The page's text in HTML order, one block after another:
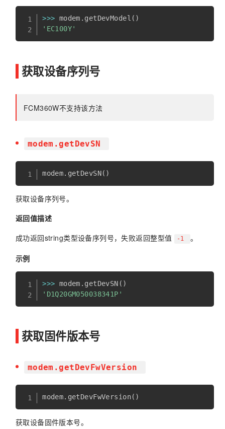
>>> modem . getDevModel ( )
'EC100Y'
获取设备序列号
FCM360W不支持该方法
modem.getDevSN
modem. getDevSN( )
获取设备序列号。
返回值描述
成功返回string类型设备序列号，失败返回整型值
-1 。
示例
>>> modem . getDevSN ( )
'D1Q20GM050038341P'
获取固件版本号
modem.getDevFwVersion
modem. getDevFwVersion( )
获取设备固件版本号。